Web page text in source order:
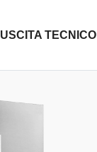
USCITA TECNICO